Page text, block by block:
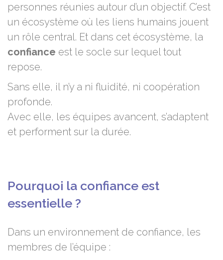
personnes réunies autour d’un objectif. C’est
un écosystème où les liens humains jouent
un rôle central. Et dans cet écosystème, la
confiance est le socle sur lequel tout
repose.
Sans elle, il n’y a ni fluidité, ni coopération
profonde.
Avec elle, les équipes avancent, s’adaptent
et performent sur la durée.
Pourquoi la confiance est
essentielle ?
Dans un environnement de confiance, les
membres de l’équipe :